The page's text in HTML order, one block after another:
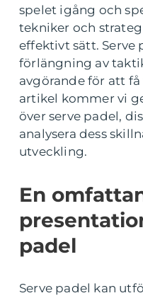
spelet igång och
tekniker och
effektivt sätt. Serve
förlängning av
avgörande för att
artikel kommer vi
över serve padel,
analysera dess
utveckling.
En
padel
Serve padel kan